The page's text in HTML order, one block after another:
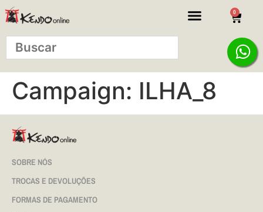
0
Campaign: ILHA_8
SOBRE NÓS
TROCAS E DEVOLUÇÕES
FORMAS DE PAGAMENTO